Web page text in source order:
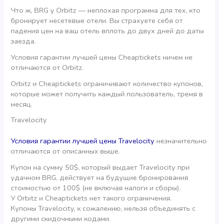
Что ж, BRG у Orbitz — неплохая программа для тех, кто
бронирует несетевые отели. Вы страхуете себя от
падения цен на ваш отель вплоть до двух дней до даты
заезда.
Условия гарантии лучшей цены Cheaptickets ничем не
отличаются от Orbitz.
Orbitz и Cheaptickets ограничивают количество купонов,
которые может получить каждый пользователь, тремя в
месяц.
Travelocity
Условия гарантии лучшей цены Travelocity незначительно
отличаются от описанных выше.
Купон на сумму 50$, который выдает Travelocity при
удачном BRG, действует на будущие бронирования
стоимостью от 100$ (не включая налоги и сборы).
У Orbitz и Cheaptickets нет такого ограничения.
Купоны Travelocity, к сожалению, нельзя объединять с
другими скидочными кодами.